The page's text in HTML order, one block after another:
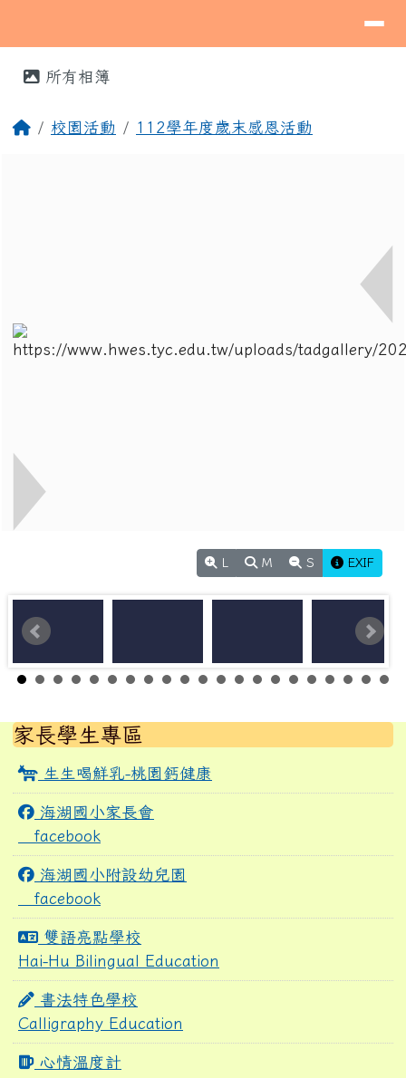
所有相簿
回首頁
校園活動 112學年度歲末感恩活動
M S EXIF
左邊區域內容
家長學生專區
生生喝鮮乳-桃園鈣健康
海湖國小家長會
facebook
海湖國小附設幼兒園
facebook
雙語亮點學校
Hai-Hu Bilingual Education
書法特色學校
Calligraphy Education
心情溫度計